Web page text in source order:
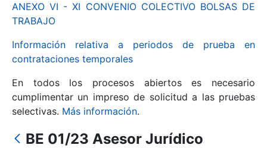
Mostrar/Ocultar
ANEXO VI - XI CONVENIO COLECTIVO BOLSAS DE
TRABAJO
Información relativa a periodos de prueba en
contrataciones temporales
En todos los procesos abiertos es necesario
cumplimentar un impreso de solicitud a las pruebas
selectivas. Más información.
BE 01/23 Asesor Jurídico